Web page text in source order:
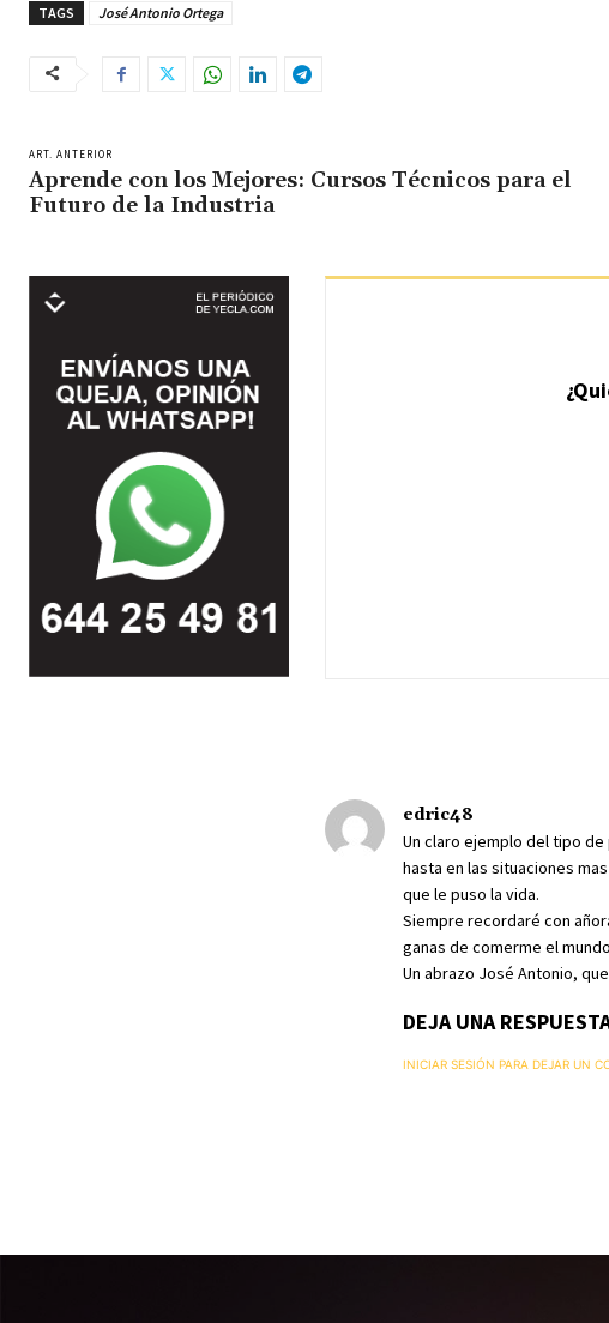
TAGS José Antonio Ortega
ART. ANTERIOR
Aprende con los Mejores: Cursos Técnicos para el
Futuro de la Industria
edric48
Un claro ejemplo del tipo
hasta en las situaciones
que le puso la vida.
Siempre recordaré con
ganas de comerme el
Un abrazo José Antonio,
DEJA UNA
INICIAR SESIÓN PARA DEJAR UN